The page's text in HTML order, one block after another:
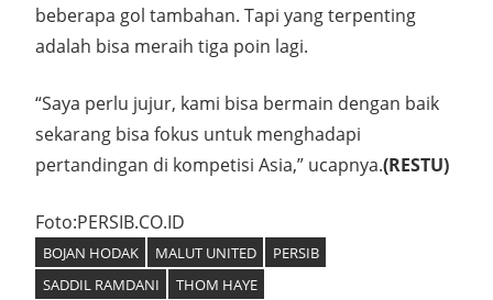
beberapa gol tambahan. Tapi yang terpenting
adalah bisa meraih tiga poin lagi.
“Saya perlu jujur, kami bisa bermain dengan baik
sekarang bisa fokus untuk menghadapi
pertandingan di kompetisi Asia,” ucapnya.(RESTU)
Foto:PERSIB.CO.ID
BOJAN HODAK MALUT UNITED
PERSIB
SADDIL RAMDANI
THOM HAYE